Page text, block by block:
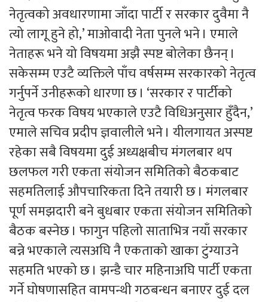
नेतृत्वको अवधारणामा जाँदा पार्टी र सरकार दुवैमा नै
त्यो लागू हुने हो,’ माओवादी नेता पुनले भने । एमाले
नेताहरू भने यो विषयमा अझै स्पष्ट बोलेका छैनन् ।
सकेसम्म एउटै व्यक्तिले पाँच वर्षसम्म सरकारको नेतृत्व
गर्नुपर्ने उनीहरूको धारणा छ । ‘सरकार र पार्टीको
नेतृत्व फरक विषय भएकाले एउटै विधिअनुसार हुँदैन,’
एमाले सचिव प्रदीप ज्ञवालीले भने । यीलगायत अस्पष्ट
रहेका सबै विषयमा दुई अध्यक्षबीच मंगलबार थप
छलफल गरी एकता संयोजन समितिको बैठकबाट
सहमतिलाई औपचारिकता दिने तयारी छ । मंगलबार
पूर्ण समझदारी बने बुधबार एकता संयोजन समितिको
बैठक बस्नेछ । फागुन पहिलो साताभित्र नयाँ सरकार
बन्ने भएकाले त्यसअघि नै एकताको खाका टुंग्याउने
सहमति भएको छ । झन्डै चार महिनाअघि पार्टी एकता
गर्ने घोषणासहित वामपन्थी गठबन्धन बनाएर दुई दल